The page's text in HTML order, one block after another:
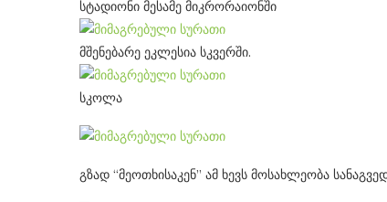
სტადიონი მესამე მიკრორაიონში
მშენებარე ეკლესია სკვერში.
სკოლა
გზად “მეოთხისაკენ” ამ ხევს მოსახლეობა